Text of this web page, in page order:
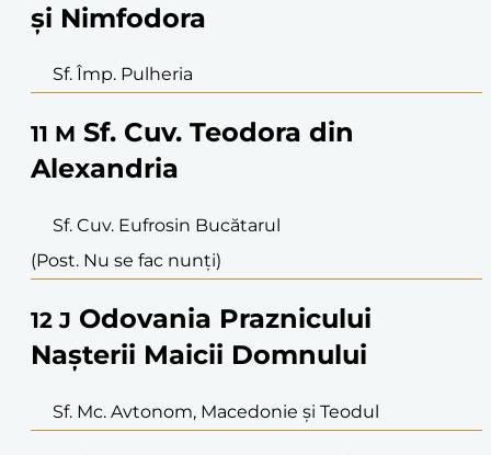
și Nimfodora
Sf. Împ. Pulheria
11 M Sf. Cuv. Teodora din
Alexandria
Sf. Cuv. Eufrosin Bucătarul
(Post. Nu se fac nunți)
12 J Odovania Praznicului
Nașterii Maicii Domnului
Sf. Mc. Avtonom, Macedonie și Teodul